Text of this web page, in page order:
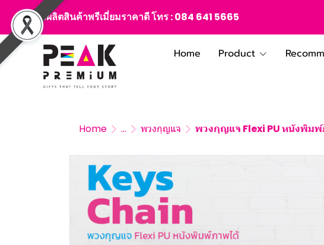
สั่งผลิตสินค้าพรีเมี่ยมราคาดี โทร :084 641 5665
Home Product
Home ... พวงกุญแจ พวงกุญแจ Flexi PU หนังพิมพ์